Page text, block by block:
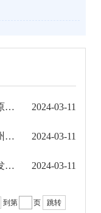
红河州人民政府2024年森林草原防火命令 2024-03-11
红河州人民政府关于印发红河州2024年推动经济稳进提质工作措施的通知 2024-03-11
红河州人民政府办公室关于印发红河州人民政府办公室领导班子成员工作分工的通知 2024-03-11
到第 页 跳转